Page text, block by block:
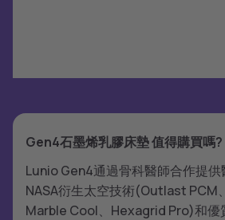
Gen4石墨烯乳膠床墊 值得購買嗎?
Lunio Gen4通過骨科醫師合作提
NASA衍生太空技術(Outlast
Marble Cool、Hexagrid Pro)和優